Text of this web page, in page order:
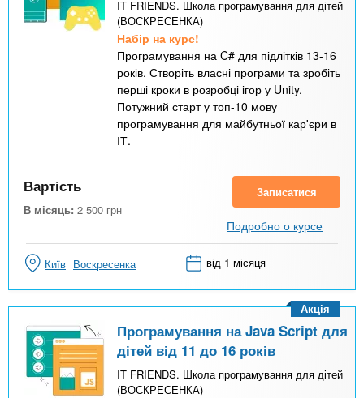
IT FRIENDS. Школа програмування для дітей
(ВОСКРЕСЕНКА)
Набір на курс!
Програмування на C# для підлітків 13-16
років. Створіть власні програми та зробіть
перші кроки в розробці ігор у Unity.
Потужний старт у топ-10 мову
програмування для майбутньої кар'єри в
ІТ.
Вартість
В місяць: 2 500 грн
Записатися
Подробно о курсе
Київ Воскресенка від 1 місяця
Програмування на Java Script для
дітей від 11 до 16 років
IT FRIENDS. Школа програмування для дітей
(ВОСКРЕСЕНКА)
Акція